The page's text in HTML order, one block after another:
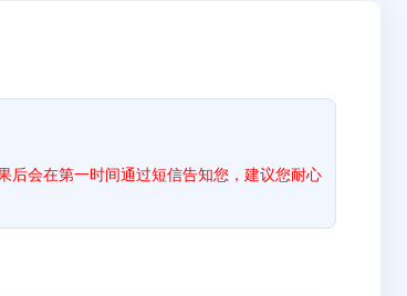
后会在第一时间通过短信告知您，建议您耐心